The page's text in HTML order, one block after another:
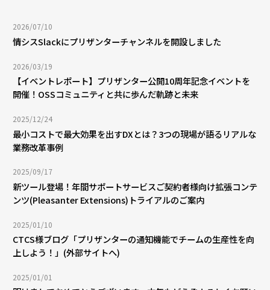
2026/07/10
情シスSlackにプリザンターチャンネルを開設しました
2026/03/19
【イベントレポート】プリザンター公開10周年記念イベントを
開催！OSSコミュニティと共に歩んだ軌跡と未来
2025/12/24
最小コストで最大効果を出すDXとは？3つの現場が語るリアルな
業務改革事例
2025/09/17
新ツール登場！年間サポートサービスご契約者様向け拡張コンテ
ンツ(Pleasanter Extensions)トライアルのご案内
2025/01/10
CTCS様ブログ「プリザンターの通知機能でチームの生産性を向
上しよう！」(外部サイトへ)
2025/01/01